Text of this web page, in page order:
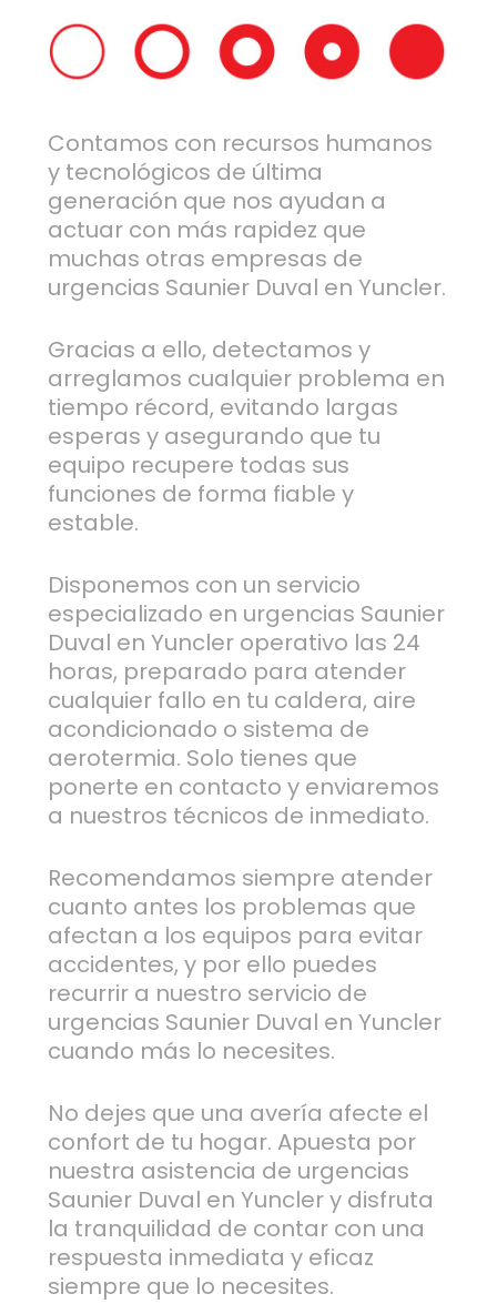
Contamos con recursos humanos
y tecnológicos de última
generación que nos ayudan a
actuar con más rapidez que
muchas otras empresas de
urgencias Saunier Duval en Yuncler.
Gracias a ello, detectamos y
arreglamos cualquier problema en
tiempo récord, evitando largas
esperas y asegurando que tu
equipo recupere todas sus
funciones de forma fiable y
estable.
Disponemos con un servicio
especializado en urgencias Saunier
Duval en Yuncler operativo las 24
horas, preparado para atender
cualquier fallo en tu caldera, aire
acondicionado o sistema de
aerotermia. Solo tienes que
ponerte en contacto y enviaremos
a nuestros técnicos de inmediato.
Recomendamos siempre atender
cuanto antes los problemas que
afectan a los equipos para evitar
accidentes, y por ello puedes
recurrir a nuestro servicio de
urgencias Saunier Duval en Yuncler
cuando más lo necesites.
No dejes que una avería afecte el
confort de tu hogar. Apuesta por
nuestra asistencia de urgencias
Saunier Duval en Yuncler y disfruta
la tranquilidad de contar con una
respuesta inmediata y eficaz
siempre que lo necesites.